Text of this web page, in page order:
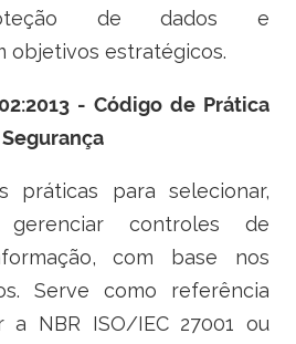
de dados e
objetivos estratégicos.
- Código de Prática
práticas para selecionar,
controles de
com base nos
Serve como referência
a NBR ISO/IEC 27001 ou